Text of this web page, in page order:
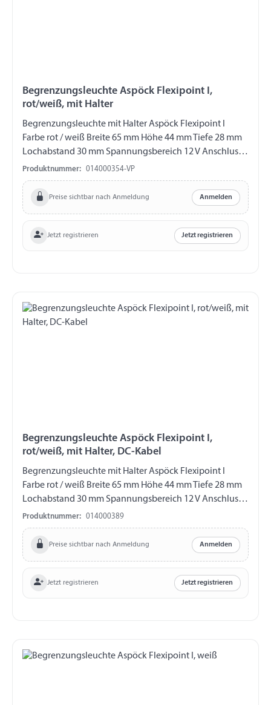
Begrenzungsleuchte Aspöck Flexipoint I,
rot/weiß, mit Halter
Begrenzungsleuchte mit Halter Aspöck Flexipoint I
Farbe rot / weiß Breite 65 mm Höhe 44 mm Tiefe 28 mm
Lochabstand 30 mm Spannungsbereich 12 V Anschluss
Tülle Gummihalter gerade 115 mm verpackt auf
Skinkarton
Produktnummer: 014000354-VP
Preise sichtbar nach Anmeldung Anmelden
Jetzt registrieren Jetzt registrieren
Begrenzungsleuchte Aspöck Flexipoint I,
rot/weiß, mit Halter, DC-Kabel
Begrenzungsleuchte mit Halter Aspöck Flexipoint I
Farbe rot / weiß Breite 65 mm Höhe 44 mm Tiefe 28 mm
Lochabstand 30 mm Spannungsbereich 12 V Anschluss
DC-Kabel 500 mm Gummihalter gerade 115 mm
Produktnummer: 014000389
Preise sichtbar nach Anmeldung Anmelden
Jetzt registrieren Jetzt registrieren